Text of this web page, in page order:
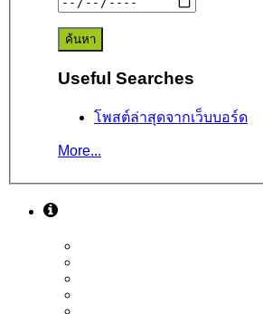
Useful Searches
โพสต์ล่าสุดจากเว็บบอร์ด
More...